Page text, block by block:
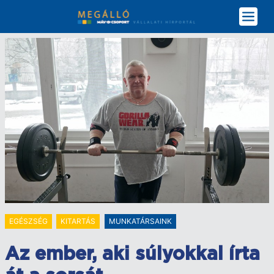
tartalomra
EGÉSZSÉG KITARTÁS MUNKATÁRSAINK
Az ember, aki súlyokkal írta